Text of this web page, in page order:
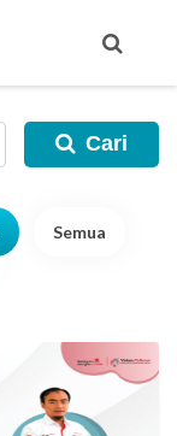
Cari
Semua